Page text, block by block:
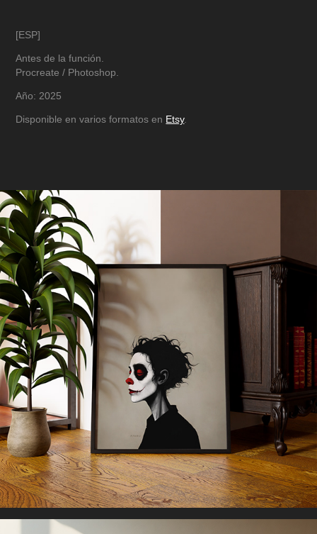
[ESP]
Antes de la función.
Procreate / Photoshop.
Año: 2025
Disponible en varios formatos en Etsy.